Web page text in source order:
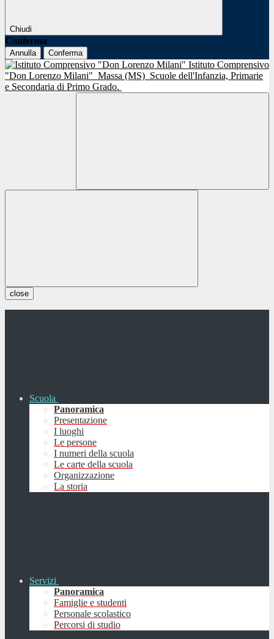
Chiudi
Conferma
Annulla Conferma
Istituto Comprensivo
"Don Lorenzo Milani" Massa (MS) Scuole dell'Infanzia, Primarie
e Secondaria di Primo Grado.
close
Scuola
Panoramica
Presentazione
I luoghi
Le persone
I numeri della scuola
Le carte della scuola
Organizzazione
La storia
Servizi
Panoramica
Famiglie e studenti
Personale scolastico
Percorsi di studio